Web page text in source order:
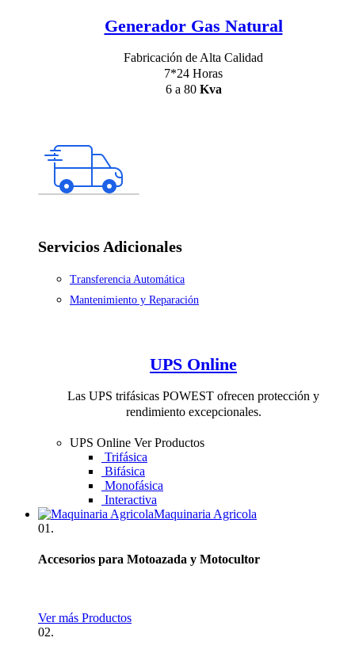
Generador Gas Natural
Fabricación de Alta Calidad
7*24 Horas
6 a 80 Kva
Servicios Adicionales
Transferencia Automática
Mantenimiento y Reparación
UPS Online
Las UPS trifásicas POWEST ofrecen protección y
rendimiento excepcionales.
UPS Online Ver Productos
Trifásica
Bifásica
Monofásica
Interactiva
Maquinaria Agricola
01.
Accesorios para Motoazada y Motocultor
Ver más Productos
02.